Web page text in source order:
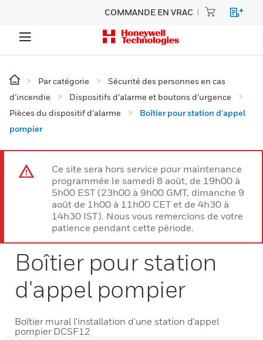
COMMANDE EN VRAC
Par catégorie
Sécurité des personnes en cas
d’incendie
Dispositifs d’alarme et boutons d’urgence
Pièces du dispositif d’alarme
Boîtier pour station d'appel
pompier
Ce site sera hors service pour maintenance
programmée le samedi 8 août, de 19h00 à
5h00 EST (23h00 à 9h00 GMT, dimanche 9
août de 1h00 à 11h00 CET et de 4h30 à
14h30 IST). Nous vous remercions de votre
patience pendant cette période.
Boîtier pour station
d'appel pompier
Boîtier mural l'installation d'une station d'appel
pompier DCSF12